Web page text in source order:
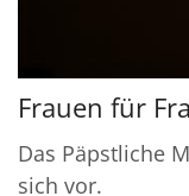
Frauen für
Das Päpstliche
sich vor.